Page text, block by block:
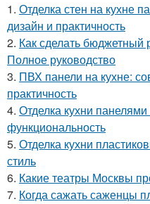
1. Отделка стен на кухне
дизайн и практичность
2. Как сделать бюджетный
Полное руководство
3. ПВХ панели на кухне:
практичность
4. Отделка кухни
функциональность
5. Отделка кухни
стиль
6. Какие театры Москвы
7. Когда сажать саженцы